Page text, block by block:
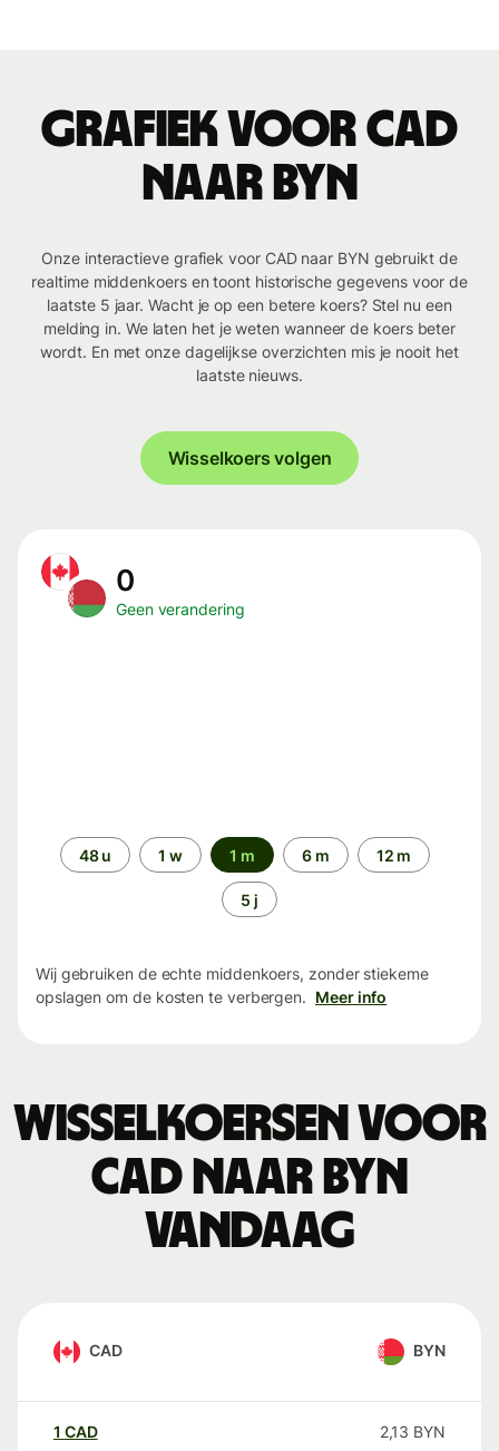
Grafiek voor CAD
naar BYN
Onze interactieve grafiek voor CAD naar BYN gebruikt de
realtime middenkoers en toont historische gegevens voor de
laatste 5 jaar. Wacht je op een betere koers? Stel nu een
melding in. We laten het je weten wanneer de koers beter
wordt. En met onze dagelijkse overzichten mis je nooit het
laatste nieuws.
Wisselkoers volgen
0
Geen verandering
Periode48 u 1 w 1 m 6 m 12 m
5 j
Wij gebruiken de echte middenkoers, zonder stiekeme
opslagen om de kosten te verbergen. Meer info
Wisselkoersen voor
CAD naar BYN
vandaag
CAD BYN
1 CAD 2,13 BYN